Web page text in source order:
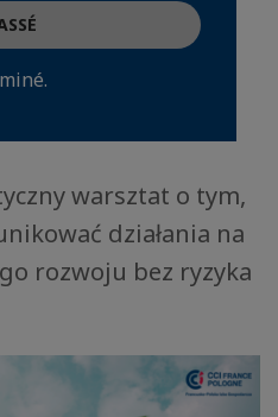
warsztat o tym,
działania na
rozwoju bez ryzyka